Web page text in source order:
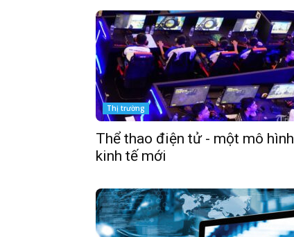
Thị trường
Thể thao điện tử - một mô hình
kinh tế mới